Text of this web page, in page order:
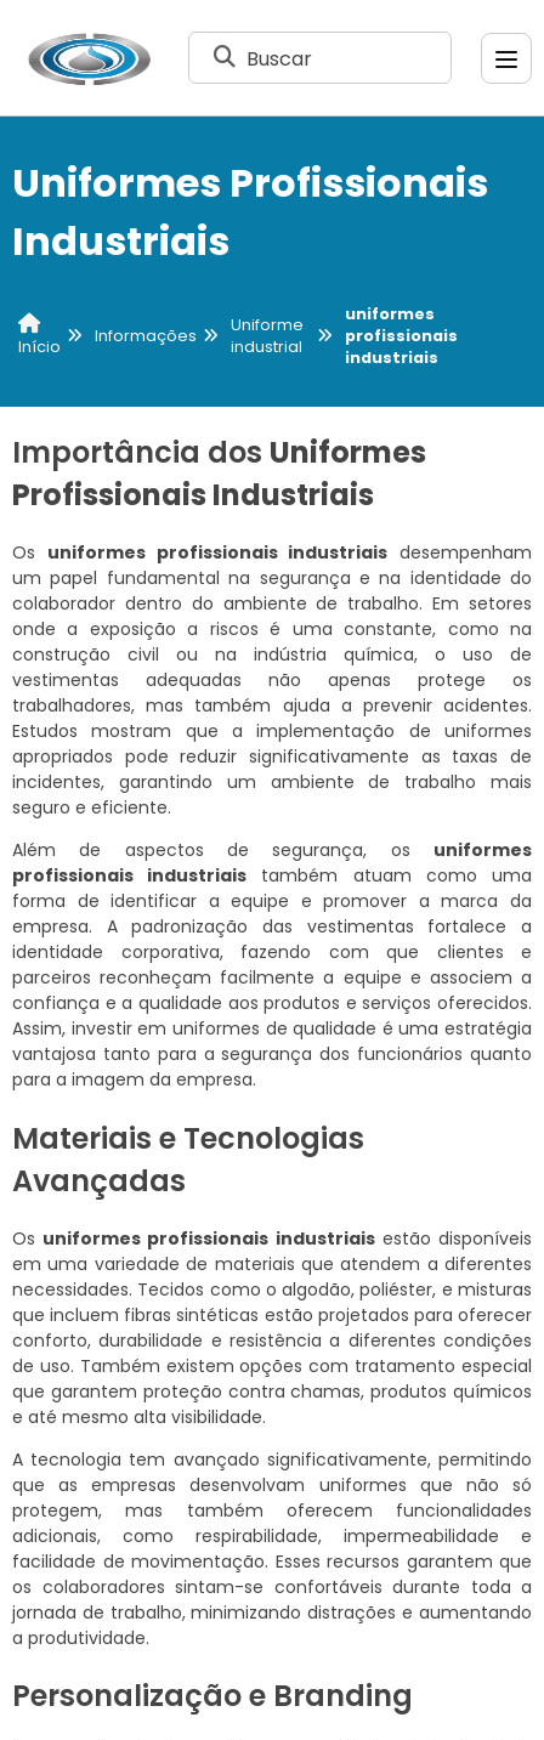
Buscar
Uniformes Profissionais
Industriais
Início
Informações
Uniforme
industrial
uniformes
profissionais
industriais
Importância dos Uniformes
Profissionais Industriais
Os uniformes profissionais industriais desempenham
um papel fundamental na segurança e na identidade do
colaborador dentro do ambiente de trabalho. Em setores
onde a exposição a riscos é uma constante, como na
construção civil ou na indústria química, o uso de
vestimentas adequadas não apenas protege os
trabalhadores, mas também ajuda a prevenir acidentes.
Estudos mostram que a implementação de uniformes
apropriados pode reduzir significativamente as taxas de
incidentes, garantindo um ambiente de trabalho mais
seguro e eficiente.
Além de aspectos de segurança, os uniformes
profissionais industriais também atuam como uma
forma de identificar a equipe e promover a marca da
empresa. A padronização das vestimentas fortalece a
identidade corporativa, fazendo com que clientes e
parceiros reconheçam facilmente a equipe e associem a
confiança e a qualidade aos produtos e serviços oferecidos.
Assim, investir em uniformes de qualidade é uma estratégia
vantajosa tanto para a segurança dos funcionários quanto
para a imagem da empresa.
Materiais e Tecnologias
Avançadas
Os uniformes profissionais industriaisestão disponíveis
em uma variedade de materiais que atendem a diferentes
necessidades. Tecidos como o algodão, poliéster, e misturas
que incluem fibras sintéticas estão projetados para oferecer
conforto, durabilidade e resistência a diferentes condições
de uso. Também existem opções com tratamento especial
que garantem proteção contra chamas, produtos químicos
e até mesmo alta visibilidade.
A tecnologia tem avançado significativamente, permitindo
que as empresas desenvolvam uniformes que não só
protegem, mas também oferecem funcionalidades
adicionais, como respirabilidade, impermeabilidade e
facilidade de movimentação. Esses recursos garantem que
os colaboradores sintam-se confortáveis durante toda a
jornada de trabalho, minimizando distrações e aumentando
a produtividade.
Personalização e Branding